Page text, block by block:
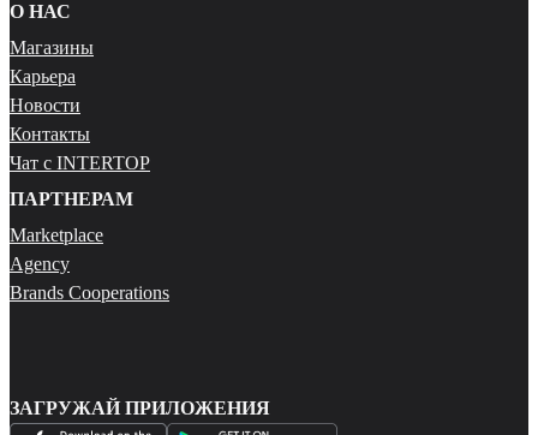
О НАС
Магазины
Карьера
Новости
Контакты
Чат с INTERTOP
ПАРТНЕРАМ
Marketplace
Agency
Brands Cooperations
ЗАГРУЖАЙ ПРИЛОЖЕНИЯ